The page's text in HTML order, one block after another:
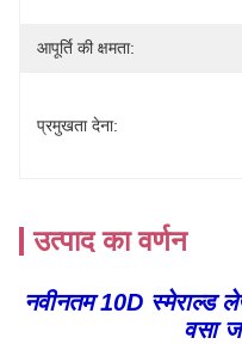
आपूर्ति की क्षमता:
प्रमुखता देना:
उत्पाद का वर्णन
नवीनतम 10D स्मेराल्ड
वसा